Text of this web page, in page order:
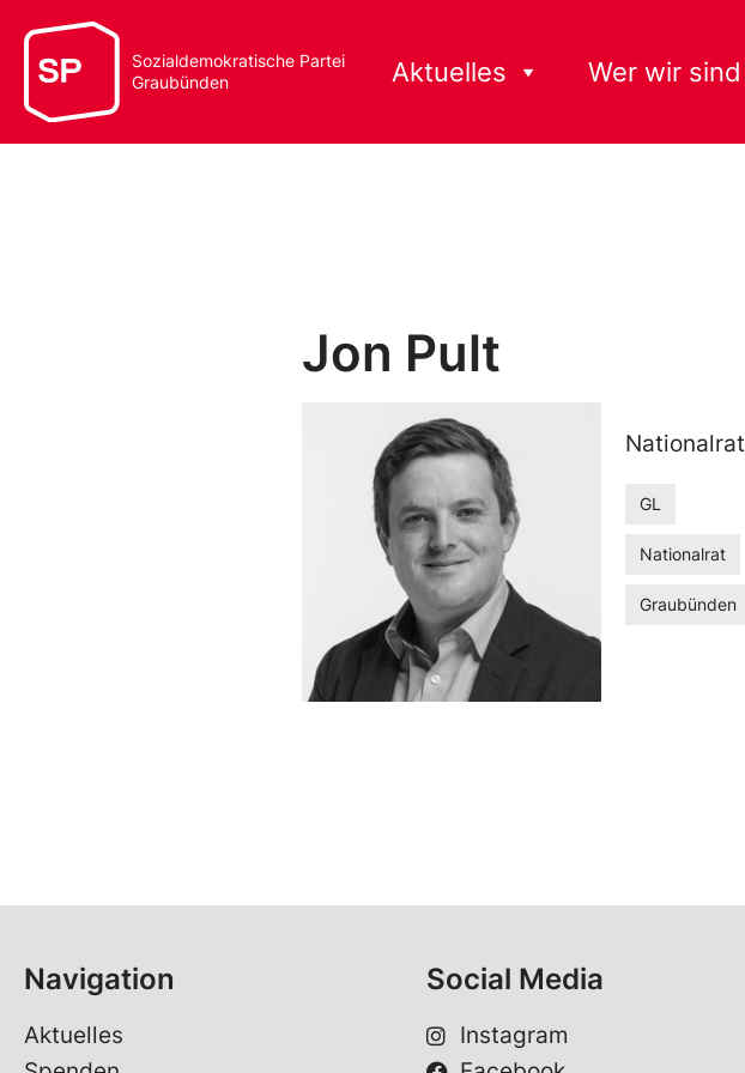
Sozialdemokratische Partei
Graubünden
Aktuelles Wer wir sind
Jon Pult
Nationalrat
GL
Nationalrat
Graubünden
Navigation
Aktuelles
Social Media
Instagram